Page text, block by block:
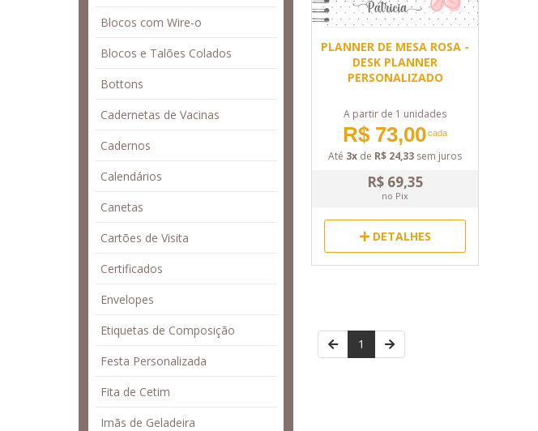
Blocos com Wire-o
Blocos e Talões Colados
Bottons
Cadernetas de Vacinas
Cadernos
Calendários
Canetas
Cartões de Visita
Certificados
Envelopes
Etiquetas de Composição
Festa Personalizada
Fita de Cetim
Imãs de Geladeira
PLANNER DE MESA ROSA -
DESK PLANNER
PERSONALIZADO
A partir de 1 unidades
R$ 73,00cada
Até 3x de R$ 24,33 sem juros
R$ 69,35
no Pix
DETALHES
1